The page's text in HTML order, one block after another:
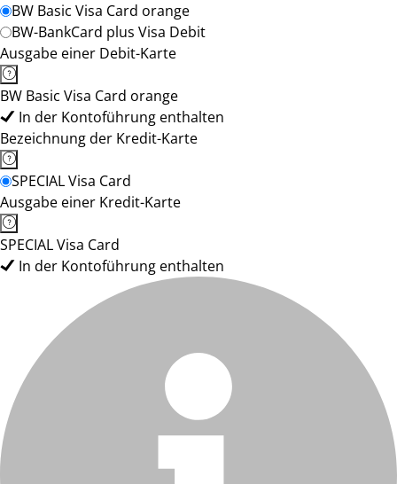
BW Basic Visa Card orange
BW-BankCard plus Visa Debit
Ausgabe einer Debit-Karte
BW Basic Visa Card orange
In der Kontoführung enthalten
Bezeichnung der Kredit-Karte
SPECIAL Visa Card
Ausgabe einer Kredit-Karte
SPECIAL Visa Card
In der Kontoführung enthalten